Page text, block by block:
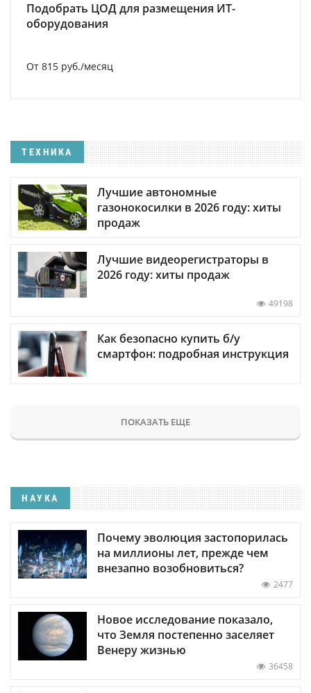
Подобрать ЦОД для размещения ИТ-
оборудования
От 815 руб./месяц
ТЕХНИКА
Лучшие автономные
газонокосилки в 2026 году: хиты
продаж
Лучшие видеорегистраторы в
2026 году: хиты продаж
49198
Как безопасно купить б/у
смартфон: подробная инструкция
ПОКАЗАТЬ ЕЩЕ
НАУКА
Почему эволюция застопорилась
на миллионы лет, прежде чем
внезапно возобновиться?
2477
Новое исследование показало,
что Земля постепенно заселяет
Венеру жизнью
36458